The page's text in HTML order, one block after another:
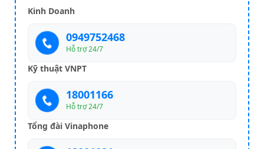
Kinh Doanh
0949752468
Hỗ trợ 24/7
Kỹ thuật VNPT
18001166
Hỗ trợ 24/7
Tổng đài Vinaphone